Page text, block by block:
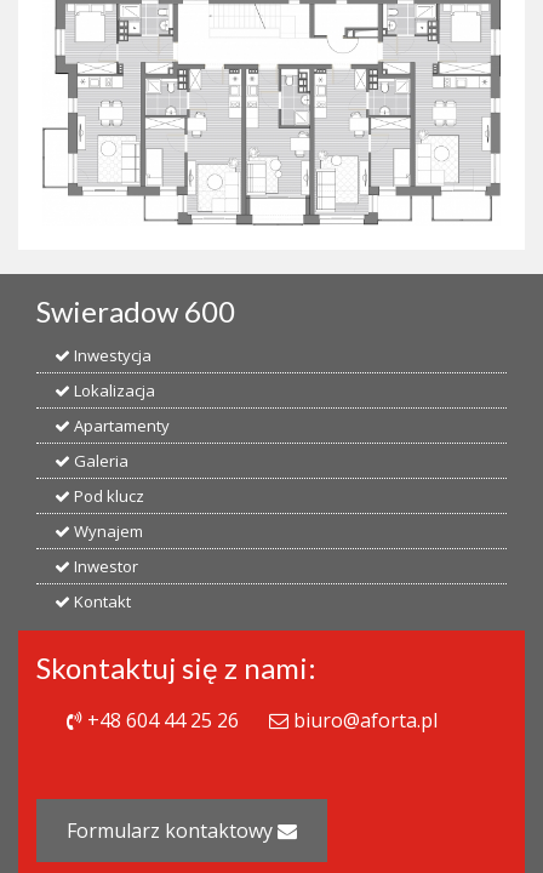
Swieradow 600
Inwestycja
Lokalizacja
Apartamenty
Galeria
Pod klucz
Wynajem
Inwestor
Kontakt
Skontaktuj się z nami:
+48 604 44 25 26 biuro@aforta.pl
Formularz kontaktowy